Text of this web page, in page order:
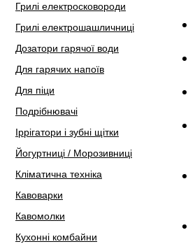
Грилі електросковороди
Грилі електрошашличниці
Дозатори гарячої води
Для гарячих напоїв
Для піци
Подрібнювачі
Іррігатори і зубні щітки
Йогуртниці / Морозивниці
Кліматична техніка
Кавоварки
Кавомолки
Кухонні комбайни